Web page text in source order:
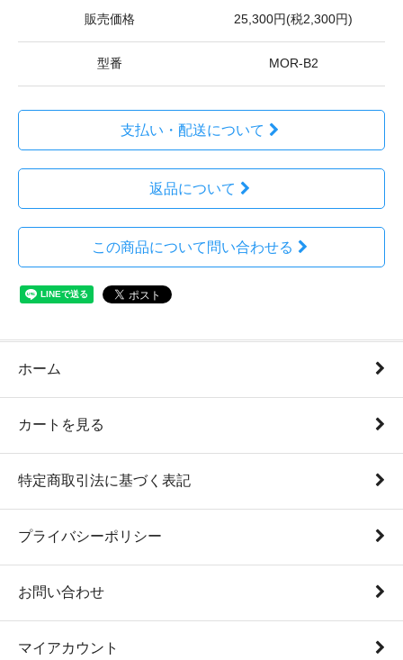
販売価格 25,300円(税2,300円)
型番 MOR-B2
支払い・配送について
返品について
この商品について問い合わせる
ホーム
カートを見る
特定商取引法に基づく表記
プライバシーポリシー
お問い合わせ
マイアカウント